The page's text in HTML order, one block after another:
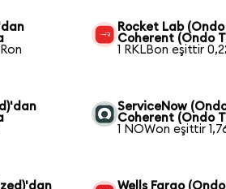
Rocket Lab
Coherent (Ondo
1 RKLBon eşittir
ServiceNow
Coherent (Ondo
1 NOWon eşittir
Wells Fargo